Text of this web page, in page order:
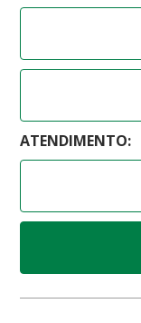
ATENDIMENTO: